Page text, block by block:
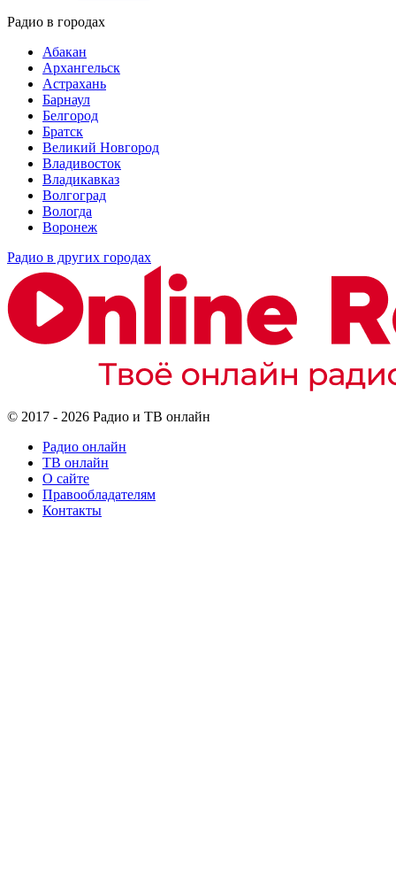
Радио в городах
Абакан
Архангельск
Астрахань
Барнаул
Белгород
Братск
Великий Новгород
Владивосток
Владикавказ
Волгоград
Вологда
Воронеж
Радио в других городах
© 2017 - 2026 Радио и ТВ онлайн
Радио онлайн
ТВ онлайн
О сайте
Правообладателям
Контакты